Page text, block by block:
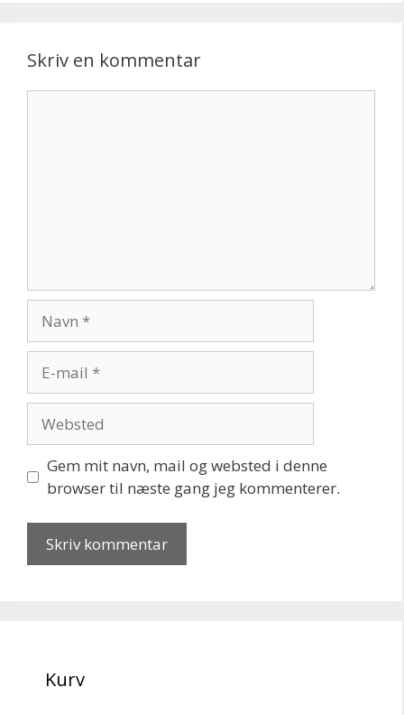
Skriv en kommentar
mail
Gem mit navn, mail og websted i denne
browser til næste gang jeg kommenterer.
Kurv